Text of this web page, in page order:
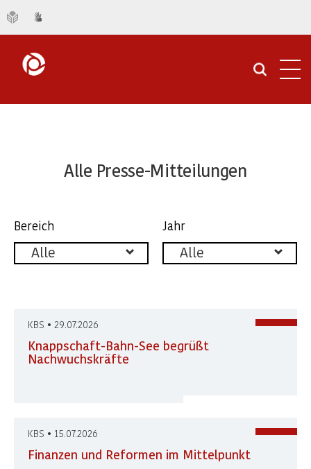
Mitteilungen
Alle Presse-Mitteilungen
Facettierung
der
Pressemitteilungen
Bereich
Alle
Jahr
Alle
KBS • 29.07.2026
Knappschaft-Bahn-See begrüßt
Nachwuchskräfte
KBS • 15.07.2026
Finanzen und Reformen im Mittelpunkt